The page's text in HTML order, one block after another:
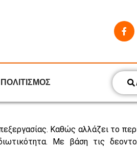
ΠΟΛΙΤΙΣΜΟΣ
Καθώς αλλάζει το
Με βάση τις